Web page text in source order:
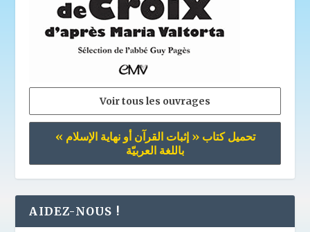
Voir tous les ouvrages
تحميل كتاب « إثبات القرآن أو نهاية الإسلام »
باللغة العربيّة
AIDEZ-NOUS !